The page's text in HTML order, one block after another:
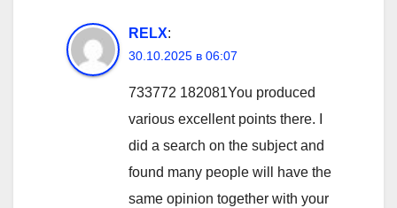
RELX:
30.10.2025 в 06:07
733772 182081You produced
various excellent points there. I
did a search on the subject and
found many people will have the
same opinion together with your